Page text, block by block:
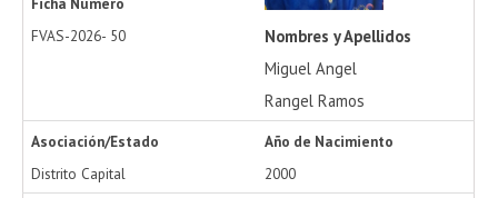
FVAS-2026- 50
Nombres y Apellidos
Miguel Angel
Rangel Ramos
Asociación/Estado
Distrito Capital
Año de Nacimiento
2000